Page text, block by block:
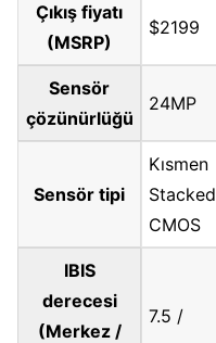
Çıkış fiyatı
(MSRP)
$2199
Sensör
çözünürlüğü
24MP
Sensör tipi
Kısmen
Stacked
CMOS
IBIS
derecesi
(Merkez /
7.5 /